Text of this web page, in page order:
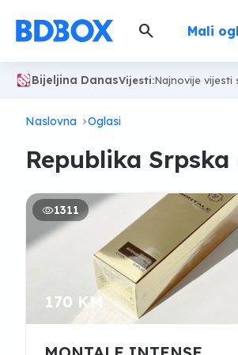
search Mali
Bijeljina DanasVijesti:Najnovije vijesti
Naslovna Oglasi
Republika Srpska
1311
170 KM